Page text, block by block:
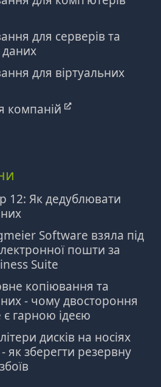
для серверів та
даних
для віртуальних
компаній
12: Як дедублювати
Software взяла під
пошти за
Suite
копіювання та
- чому двостороння
є гарною ідеєю
дисків на носіях
як зберегти резервну